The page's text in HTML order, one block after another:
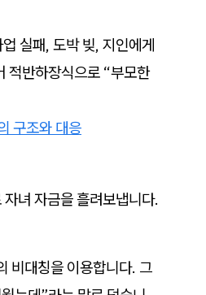
실패, 도박 빚, 지인에게
적반하장식으로 “부모한
구조와 대응
녀 자금을 흘려보냅니다.
비대칭을 이용합니다. 그